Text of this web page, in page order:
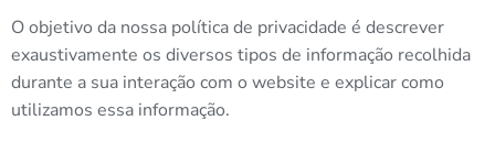
O objetivo da nossa política de privacidade é descrever
exaustivamente os diversos tipos de informação recolhida
durante a sua interação com o website e explicar como
utilizamos essa informação.